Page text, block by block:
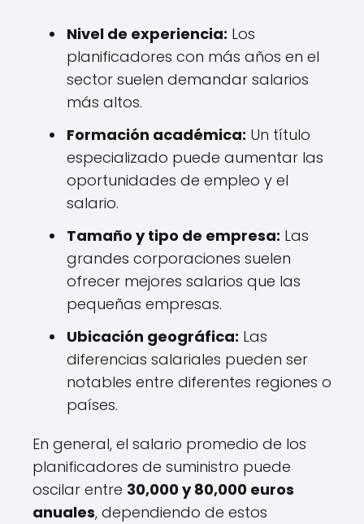
Nivel de experiencia: Los
planificadores con más años en el
sector suelen demandar salarios
más altos.
Formación académica: Un título
especializado puede aumentar las
oportunidades de empleo y el
salario.
Tamaño y tipo de empresa: Las
grandes corporaciones suelen
ofrecer mejores salarios que las
pequeñas empresas.
Ubicación geográfica: Las
diferencias salariales pueden ser
notables entre diferentes regiones o
países.
En general, el salario promedio de los
planificadores de suministro puede
oscilar entre 30,000 y 80,000 euros
anuales, dependiendo de estos